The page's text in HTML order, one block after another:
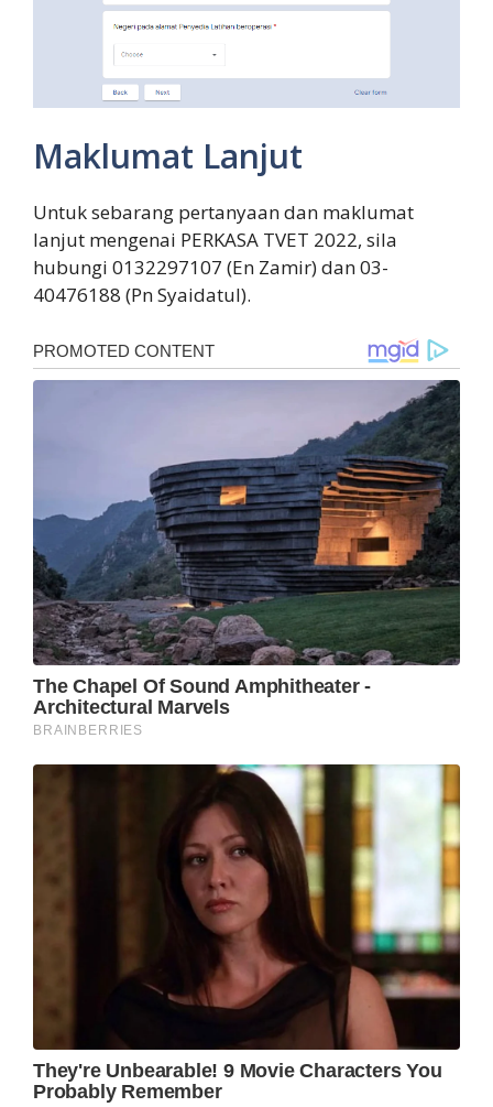
Maklumat Lanjut
Untuk sebarang pertanyaan dan maklumat
lanjut mengenai PERKASA TVET 2022, sila
hubungi 0132297107 (En Zamir) dan 03-
40476188 (Pn Syaidatul).